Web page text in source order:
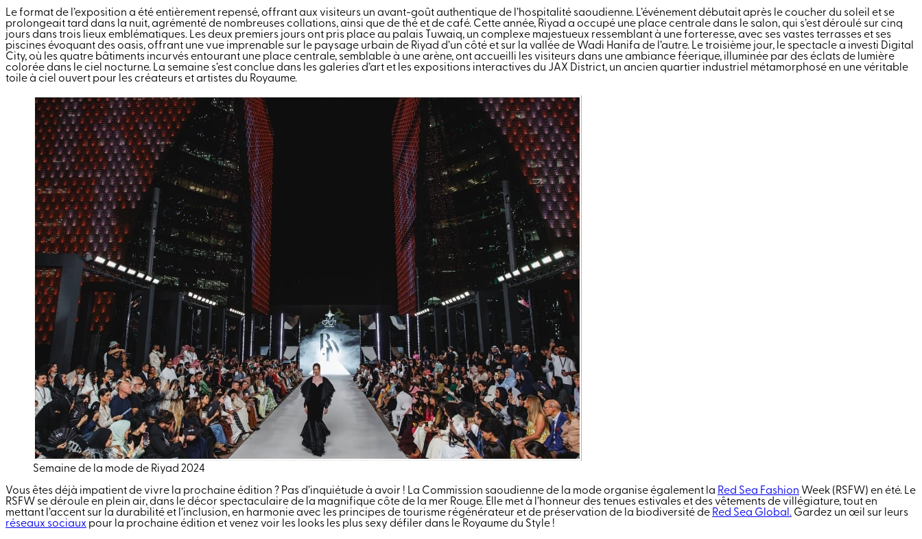
Le format de l’exposition a été entièrement repensé, offrant aux visiteurs un avant-goût authentique de l’hospitalité saoudienne. L’événement débutait après le coucher du soleil et se
prolongeait tard dans la nuit, agrémenté de nombreuses collations, ainsi que de thé et de café. Cette année, Riyad a occupé une place centrale dans le salon, qui s’est déroulé sur cinq
jours dans trois lieux emblématiques. Les deux premiers jours ont pris place au palais Tuwaiq, un complexe majestueux ressemblant à une forteresse, avec ses vastes terrasses et ses
piscines évoquant des oasis, offrant une vue imprenable sur le paysage urbain de Riyad d’un côté et sur la vallée de Wadi Hanifa de l’autre. Le troisième jour, le spectacle a investi Digital
City, où les quatre bâtiments incurvés entourant une place centrale, semblable à une arène, ont accueilli les visiteurs dans une ambiance féerique, illuminée par des éclats de lumière
colorée dans le ciel nocturne. La semaine s’est conclue dans les galeries d’art et les expositions interactives du JAX District, un ancien quartier industriel métamorphosé en une véritable
toile à ciel ouvert pour les créateurs et artistes du Royaume.
Semaine de la mode de Riyad 2024
Vous êtes déjà impatient de vivre la prochaine édition ? Pas d’inquiétude à avoir ! La Commission saoudienne de la mode organise également la Red Sea Fashion Week (RSFW) en été. Le
RSFW se déroule en plein air, dans le décor spectaculaire de la magnifique côte de la mer Rouge. Elle met à l’honneur des tenues estivales et des vêtements de villégiature, tout en
mettant l’accent sur la durabilité et l’inclusion, en harmonie avec les principes de tourisme régénérateur et de préservation de la biodiversité de Red Sea Global. Gardez un œil sur leurs
réseaux sociaux pour la prochaine édition et venez voir les looks les plus sexy défiler dans le Royaume du Style !